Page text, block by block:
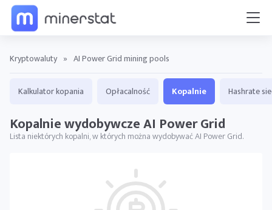
Kryptowaluty » AI Power Grid mining pools
Kalkulator kopania Opłacalność Kopalnie Hashrate
Kopalnie wydobywcze AI Power Grid
Lista niektórych kopalni, w których można wydobywać AI Power Grid.